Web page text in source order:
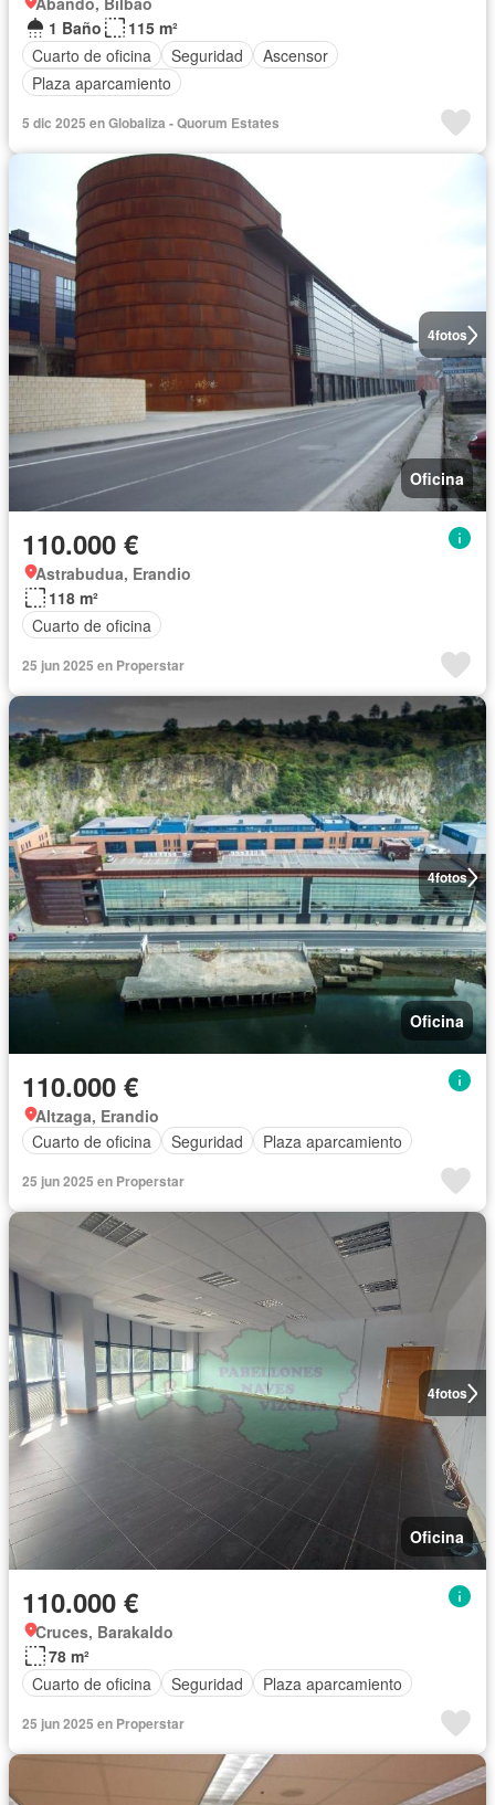
1 Baño
115 m²
Cuarto de oficina
Seguridad
Ascensor
Plaza aparcamiento
5 dic 2025 en Globaliza - Quorum Estates
4fotos
Oficina
110.000 €
Astrabudua, Erandio
118 m²
Cuarto de oficina
25 jun 2025 en Properstar
4fotos
Oficina
110.000 €
Altzaga, Erandio
Cuarto de oficina
Seguridad Plaza aparcamiento
25 jun 2025 en Properstar
4fotos
Oficina
110.000 €
Cruces, Barakaldo
78 m²
Cuarto de oficina
Seguridad Plaza aparcamiento
25 jun 2025 en Properstar